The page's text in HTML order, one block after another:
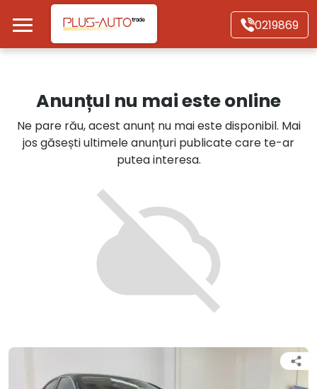
Mergi direct la conținutul principal
0219869
Autoturisme
Motociclete
Autoutilitare
Alte tipuri vehicule
Anunțul nu mai este online
Ne pare rău, acest anunț nu mai este disponibil. Mai
jos găsești ultimele anunțuri publicate care te-ar
putea interesa.